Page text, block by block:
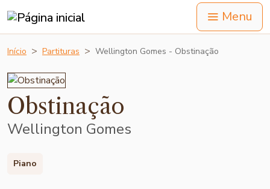
Menu
Início Partituras Wellington Gomes - Obstinação
Obstinação
Wellington Gomes
Piano